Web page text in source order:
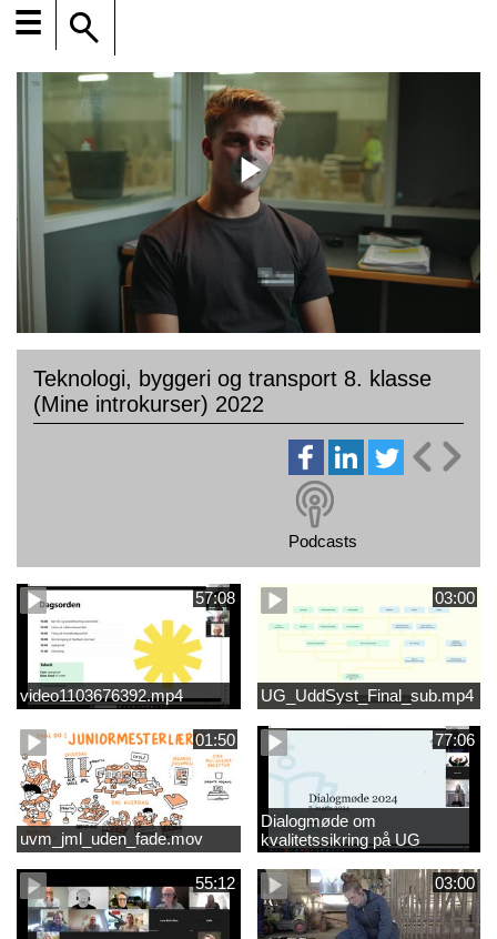
☰
Teknologi, byggeri og transport 8. klasse
(Mine introkurser) 2022
Podcasts
57:08
video1103676392.mp4
03:00
UG_UddSyst_Final_sub.mp4
01:50
uvm_jml_uden_fade.mov
77:06
Dialogmøde om
kvalitetssikring på UG
55:12 03:00